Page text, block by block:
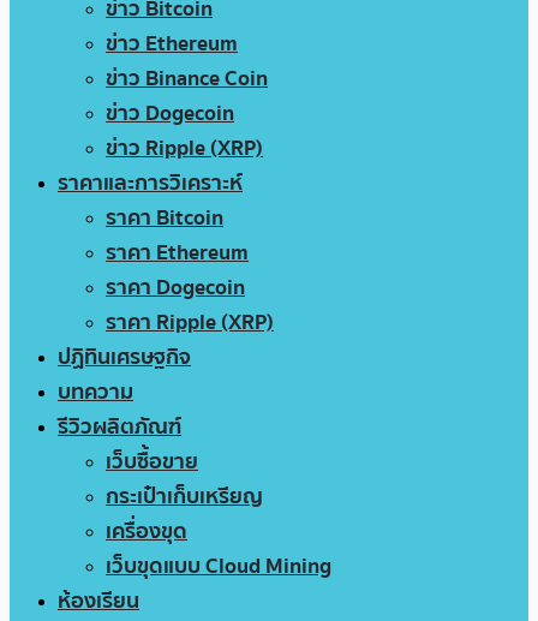
ข่าว Bitcoin
ข่าว Ethereum
ข่าว Binance Coin
ข่าว Dogecoin
ข่าว Ripple (XRP)
ราคาและการวิเคราะห์
ราคา Bitcoin
ราคา Ethereum
ราคา Dogecoin
ราคา Ripple (XRP)
ปฏิทินเศรษฐกิจ
บทความ
รีวิวผลิตภัณฑ์
เว็บซื้อขาย
กระเป๋าเก็บเหรียญ
เครื่องขุด
เว็บขุดแบบ Cloud Mining
ห้องเรียน